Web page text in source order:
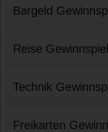
Bargeld
Reise
Technik
Freikarten